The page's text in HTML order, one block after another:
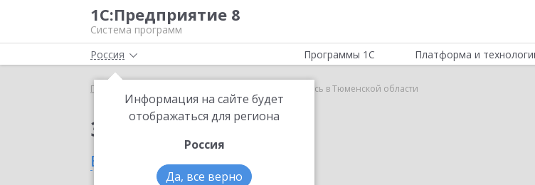
1С:Предприятие 8
Система программ
Россия
Информация на сайте будет
отображаться для региона
Россия
Да, все верно
Программы 1С Платформа и
Главная 1С:Подпись в Тюменской области
Заказать 1С:Подпись
в Тюменской области